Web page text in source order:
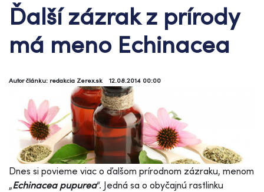
Ďalší zázrak z prírody
má meno Echinacea
Autor článku: redakcia Zerex.sk 12.08.2014 00:00
Dnes si povieme viac o ďalšom prírodnom zázraku, menom
„Echinacea pupurea“. Jedná sa o obyčajnú rastlinku